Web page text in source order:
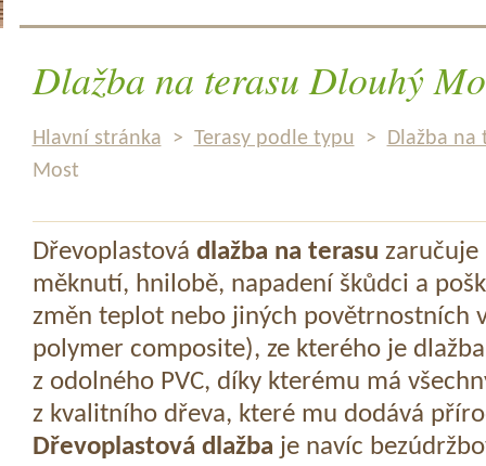
Dlažba na terasu Dlouhý
Hlavní stránka > Terasy podle typu >
Dlažba na
Most
Dřevoplastová dlažba na terasu zaručuje
měknutí, hnilobě, napadení škůdci a
změn teplot nebo jiných povětrnostních
polymer composite), ze kterého je
z odolného PVC, díky kterému má
z kvalitního dřeva, které mu dodává
Dřevoplastová dlažba je navíc